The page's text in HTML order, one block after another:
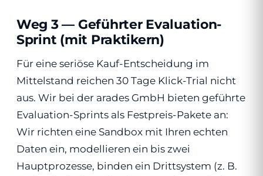
Weg 3 — Geführter Evaluation-
Sprint (mit Praktikern)
Für eine seriöse Kauf-Entscheidung im
Mittelstand reichen 30 Tage Klick-Trial nicht
aus. Wir bei der arades GmbH bieten geführte
Evaluation-Sprints als Festpreis-Pakete an:
Wir richten eine Sandbox mit Ihren echten
Daten ein, modellieren ein bis zwei
Hauptprozesse, binden ein Drittsystem (z. B.